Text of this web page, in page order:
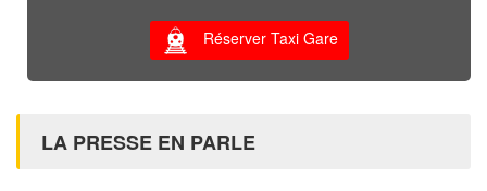
Réserver Taxi Gare
LA PRESSE EN PARLE